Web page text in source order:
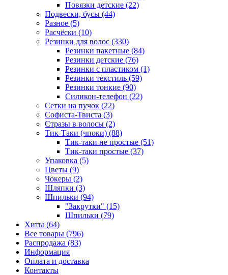
Повязки детские (22)
Подвески, бусы (44)
Разное (5)
Расчёски (10)
Резинки для волос (330)
Резинки пакетные (84)
Резинки детские (76)
Резинки с пластиком (1)
Резинки текстиль (59)
Резинки тонкие (90)
Силикон-телефон (22)
Сетки на пучок (22)
Софиста-Твиста (3)
Стразы в волосы (2)
Тик-Таки (чпоки) (88)
Тик-таки не простые (51)
Тик-таки простые (37)
Упаковка (5)
Цветы (9)
Чокеры (2)
Шляпки (3)
Шпильки (94)
"Закрутки" (15)
Шпильки (79)
Хиты (64)
Все товары (796)
Распродажа (83)
Информация
Оплата и доставка
Контакты